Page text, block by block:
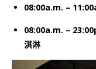
08:00a.m. –
08:00a.m. –
淇淋